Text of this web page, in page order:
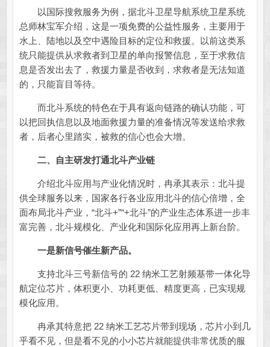
以国际搜救服务为例，据北斗卫星导航系统卫星系统
总师林宝军介绍，这是一项免费的公益性服务，主要用于
水上、陆地以及空中遇险目标的定位和救援。以前这类系
统只能提供从求救者到卫星的单向报警信息，至于求救信
息是否发出去了，救援力量是否收到，求救者是无法知道
的，只能盲目等待。
而北斗系统的特色在于具有返向链路的确认功能，可
以把回执信息以及地面救援力量的准备情况等发送给求救
者，后者心里踏实，被救的信心也会大增。
二、自主研发打通北斗产业链
介绍北斗应用与产业化情况时，冉承其表示：北斗提
供全球服务以来，国家各行各业应用北斗的信心倍增，全
面布局北斗产业，“北斗+”“+北斗”的产业生态体系进一步丰
富完善，北斗规模化、产业化和国际化应用再上新台阶。
一是新信号催生新产品。
支持北斗三号新信号的 22 纳米工艺射频基带一体化导
航定位芯片，体积更小、功耗更低、精度更高，已实现规
模化应用。
冉承其特意把 22 纳米工艺芯片带到现场，芯片小到几
乎看不见，但是看不见的小小芯片就能提供非常优质的服